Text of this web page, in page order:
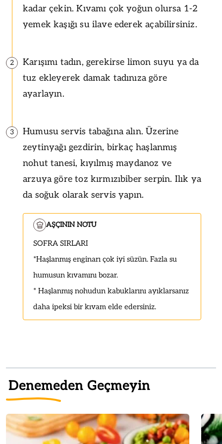
kadar çekin. Kıvamı çok yoğun olursa 1-2
yemek kaşığı su ilave ederek açabilirsiniz.
2
Karışımı tadın, gerekirse limon suyu ya da
tuz ekleyerek damak tadınıza göre
ayarlayın.
3
Humusu servis tabağına alın. Üzerine
zeytinyağı gezdirin, birkaç haşlanmış
nohut tanesi, kıyılmış maydanoz ve
arzuya göre toz kırmızıbiber serpin. Ilık ya
da soğuk olarak servis yapın.
AŞÇININ NOTU
SOFRA SIRLARI
*Haşlanmış enginarı çok iyi süzün. Fazla su
humusun kıvamını bozar.
* Haşlanmış nohudun kabuklarını ayıklarsanız
daha ipeksi bir kıvam elde edersiniz.
Denemeden Geçmeyin